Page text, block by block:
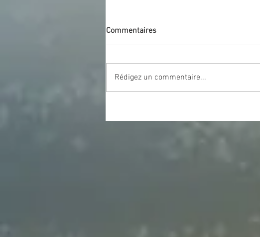
Commentaires
Rédigez un commentaire...